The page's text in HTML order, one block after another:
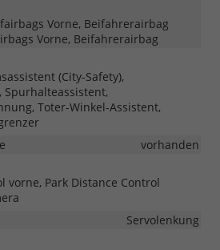
Vorne, Beifahrerairbag
Vorne, Beifahrerairbag
(City-Safety),
Spurhalteassistent,
Toter-Winkel-Assistent,
vorhanden
vorne, Park Distance Control
Servolenkung